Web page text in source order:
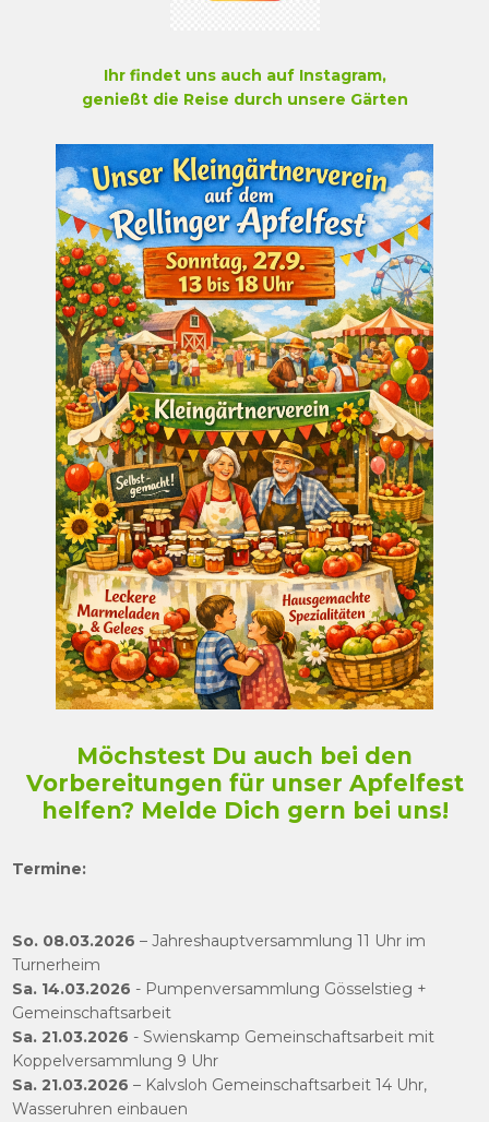
Ihr findet uns auch auf Instagram,
genießt die Reise durch unsere Gärten
Möchstest Du auch bei den
Vorbereitungen für unser Apfelfest
helfen? Melde Dich gern bei uns!
Termine:
So. 08.03.2026 – Jahreshauptversammlung 11 Uhr im
Turnerheim
Sa. 14.03.2026 - Pumpenversammlung Gösselstieg +
Gemeinschaftsarbeit
Sa. 21.03.2026 - Swienskamp Gemeinschaftsarbeit mit
Koppelversammlung 9 Uhr
Sa. 21.03.2026 – Kalvsloh Gemeinschaftsarbeit 14 Uhr,
Wasseruhren einbauen